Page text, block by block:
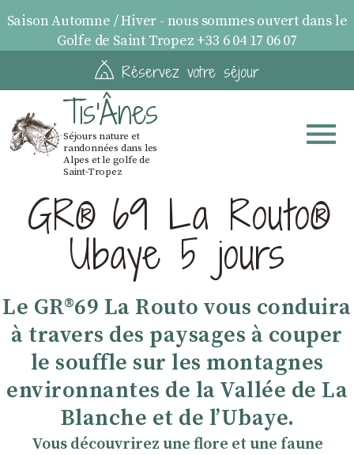
Saison Automne / Hiver - nous sommes ouvert dans le
Golfe de Saint Tropez +33 6 04 17 06 07
Réservez votre séjour
Tis'Ânes
Séjours nature et
randonnées dans les
Alpes et le golfe de
Saint-Tropez
GR® 69 La Routo®
Ubaye 5 jours
Le GR®69 La Routo vous conduira
à travers des paysages à couper
le souffle sur les montagnes
environnantes de la Vallée de La
Blanche et de l’Ubaye.
Vous découvrirez une flore et une faune